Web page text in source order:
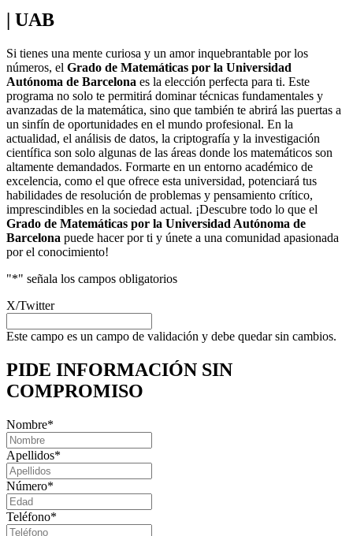
| UAB
Si tienes una mente curiosa y un amor inquebrantable por los
números, el Grado de Matemáticas por la Universidad
Autónoma de Barcelona es la elección perfecta para ti. Este
programa no solo te permitirá dominar técnicas fundamentales y
avanzadas de la matemática, sino que también te abrirá las puertas a
un sinfín de oportunidades en el mundo profesional. En la
actualidad, el análisis de datos, la criptografía y la investigación
científica son solo algunas de las áreas donde los matemáticos son
altamente demandados. Formarte en un entorno académico de
excelencia, como el que ofrece esta universidad, potenciará tus
habilidades de resolución de problemas y pensamiento crítico,
imprescindibles en la sociedad actual. ¡Descubre todo lo que el
Grado de Matemáticas por la Universidad Autónoma de
Barcelona puede hacer por ti y únete a una comunidad apasionada
por el conocimiento!
"*" señala los campos obligatorios
X/Twitter
Este campo es un campo de validación y debe quedar sin cambios.
PIDE INFORMACIÓN SIN
COMPROMISO
Nombre*
Apellidos*
Número*
Teléfono*